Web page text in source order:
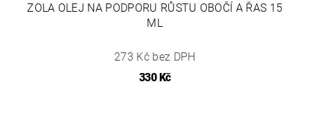
ZOLA OLEJ NA PODPORU RŮSTU OBOČÍ A ŘAS 15
ML
273 Kč bez DPH
330 Kč